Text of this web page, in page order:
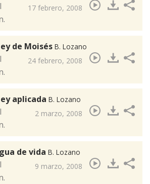
17 febrero, 2008
de Moisés B. Lozano
24 febrero, 2008
aplicada B. Lozano
2 marzo, 2008
de vida B. Lozano
9 marzo, 2008